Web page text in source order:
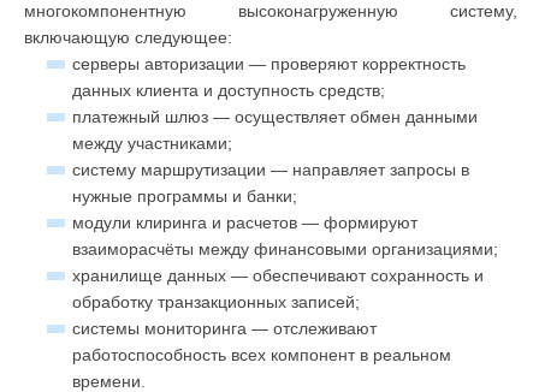
многокомпонентную высоконагруженную систему,
включающую следующее:
серверы авторизации — проверяют корректность
данных клиента и доступность средств;
платежный шлюз — осуществляет обмен данными
между участниками;
систему маршрутизации — направляет запросы в
нужные программы и банки;
модули клиринга и расчетов — формируют
взаиморасчёты между финансовыми организациями;
хранилище данных — обеспечивают сохранность и
обработку транзакционных записей;
системы мониторинга — отслеживают
работоспособность всех компонент в реальном
времени.